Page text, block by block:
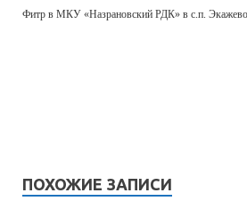
Фитр в МКУ «Назрановский РДК» в с.п.
ПОХОЖИЕ ЗАПИСИ